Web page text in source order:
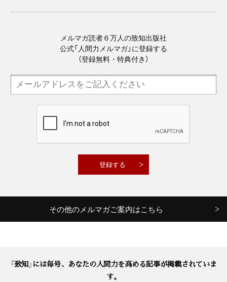
メルマガ読者６万人の致知出版社
公式「人間力メルマガ」に登録する
（登録無料・特典付き）
その他のメルマガご案内はこちら
『致知』には毎号、あなたの人間力を高める記事が掲載されていま
す。